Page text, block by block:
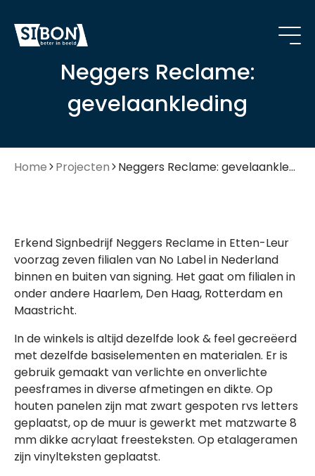
Neggers Reclame:
gevelaankleding
Home Projecten Neggers Reclame: gevelaankleding
Erkend Signbedrijf Neggers Reclame in Etten-Leur
voorzag zeven filialen van No Label in Nederland
binnen en buiten van signing. Het gaat om filialen in
onder andere Haarlem, Den Haag, Rotterdam en
Maastricht.
In de winkels is altijd dezelfde look & feel gecreëerd
met dezelfde basiselementen en materialen. Er is
gebruik gemaakt van verlichte en onverlichte
peesframes in diverse afmetingen en dikte. Op
houten panelen zijn mat zwart gespoten rvs letters
geplaatst, op de muur is gewerkt met matzwarte 8
mm dikke acrylaat freesteksten. Op etalageramen
zijn vinylteksten geplaatst.